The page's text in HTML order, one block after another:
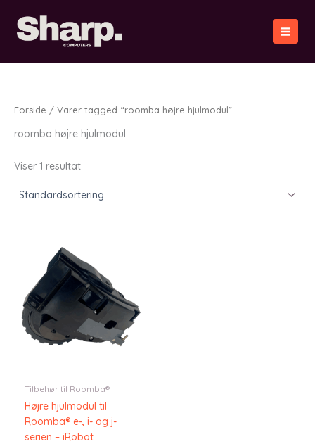
indholdet
Forside / Varer tagged “roomba højre hjulmodul”
roomba højre hjulmodul
Viser 1 resultat
Tilbehør til Roomba®
Højre hjulmodul til
Roomba® e-, i- og j-
serien – iRobot